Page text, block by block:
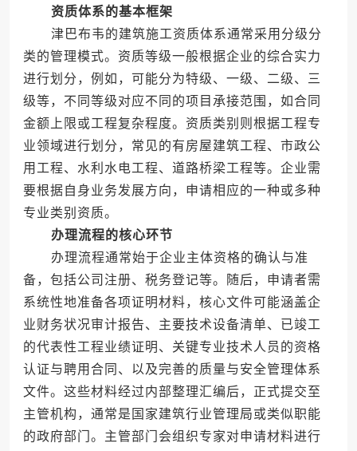
资质体系的基本框架
津巴布韦的建筑施工资质体系通常采用分级分
类的管理模式。资质等级一般根据企业的综合实力
进行划分，例如，可能分为特级、一级、二级、三
级等，不同等级对应不同的项目承接范围，如合同
金额上限或工程复杂程度。资质类别则根据工程专
业领域进行划分，常见的有房屋建筑工程、市政公
用工程、水利水电工程、道路桥梁工程等。企业需
要根据自身业务发展方向，申请相应的一种或多种
专业类别资质。
办理流程的核心环节
办理流程通常始于企业主体资格的确认与准
备，包括公司注册、税务登记等。随后，申请者需
系统性地准备各项证明材料，核心文件可能涵盖企
业财务状况审计报告、主要技术设备清单、已竣工
的代表性工程业绩证明、关键专业技术人员的资格
认证与聘用合同、以及完善的质量与安全管理体系
文件。这些材料经过内部整理汇编后，正式提交至
主管机构，通常是国家建筑行业管理局或类似职能
的政府部门。主管部门会组织专家对申请材料进行